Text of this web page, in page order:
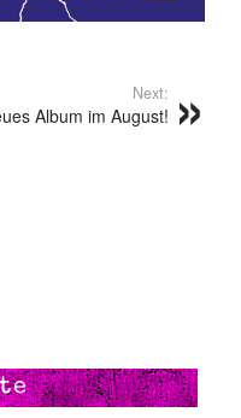
Next:
Album im August!